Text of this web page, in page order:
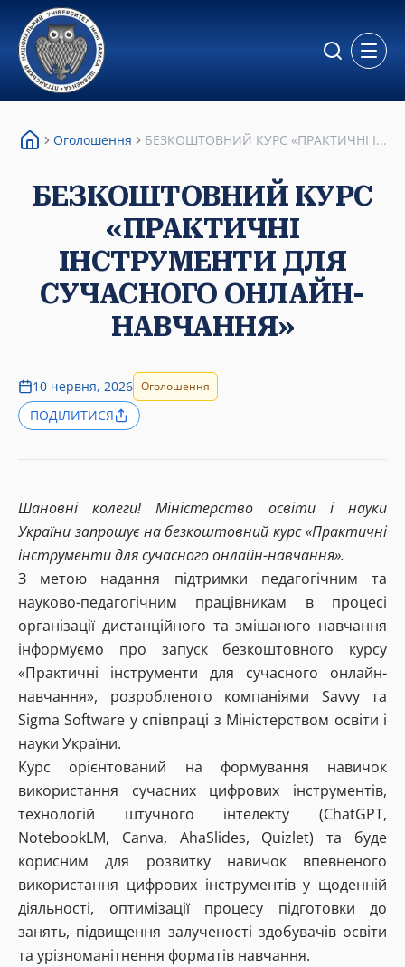
Оголошення БЕЗКОШТОВНИЙ КУРС «ПРАКТИЧНІ І...
БЕЗКОШТОВНИЙ КУРС
«ПРАКТИЧНІ
ІНСТРУМЕНТИ ДЛЯ
СУЧАСНОГО ОНЛАЙН-
НАВЧАННЯ»
10 червня, 2026 Оголошення
ПОДІЛИТИСЯ
Шановні колеги! Міністерство освіти і науки
України запрошує на безкоштовний курс «Практичні
інструменти для сучасного онлайн-навчання».
З метою надання підтримки педагогічним та
науково-педагогічним працівникам в процесі
організації дистанційного та змішаного навчання
інформуємо про запуск безкоштовного курсу
«Практичні інструменти для сучасного онлайн-
навчання», розробленого компаніями Savvy та
Sigma Software у співпраці з Міністерством освіти і
науки України.
Курс орієнтований на формування навичок
використання сучасних цифрових інструментів,
технологій штучного інтелекту (ChatGPT,
NotebookLM, Canva, AhaSlides, Quizlet) та буде
корисним для розвитку навичок впевненого
використання цифрових інструментів у щоденній
діяльності, оптимізації процесу підготовки до
занять, підвищення залученості здобувачів освіти
та урізноманітнення форматів навчання.